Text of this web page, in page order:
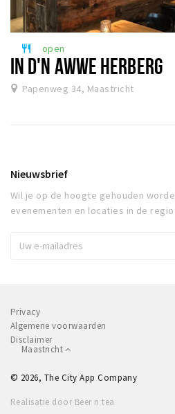
restaurant open
IN D'N AWWE HERBERG
Papenweg 34, Maastricht
Nieuwsbrief
Wil je op de hoogte gehouden
evenementen en locaties in de
Privacy
Algemene voorwaarden
Disclaimer
Maastricht
© 2026, The City App Company
Realisatie door Beer n tea